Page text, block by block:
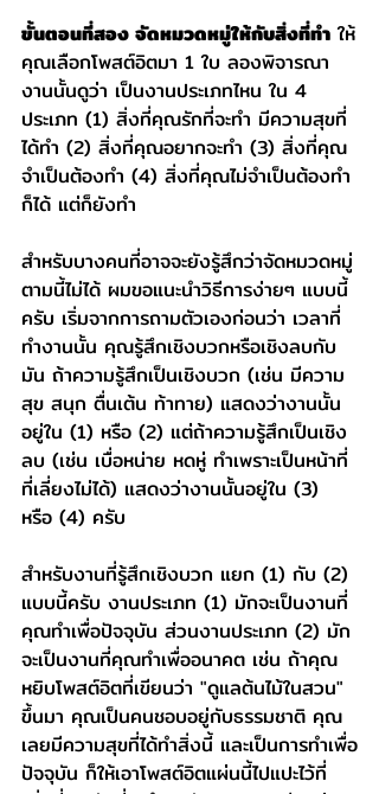
ขั้นตอนที่สอง จัดหมวดหมู่ให้กับสิ่งที่ทำ ให้
คุณเลือกโพสต์อิตมา 1 ใบ ลองพิจารณา
งานนั้นดูว่า เป็นงานประเภทไหน ใน 4
ประเภท (1) สิ่งที่คุณรักที่จะทำ มีความสุขที่
ได้ทำ (2) สิ่งที่คุณอยากจะทำ (3) สิ่งที่คุณ
จำเป็นต้องทำ (4) สิ่งที่คุณไม่จำเป็นต้องทำ
ก็ได้ แต่ก็ยังทำ
สำหรับบางคนที่อาจจะยังรู้สึกว่าจัดหมวดหมู่
ตามนี้ไม่ได้ ผมขอแนะนำวิธีการง่ายๆ แบบนี้
ครับ เริ่มจากการถามตัวเองก่อนว่า เวลาที่
ทำงานนั้น คุณรู้สึกเชิงบวกหรือเชิงลบกับ
มัน ถ้าความรู้สึกเป็นเชิงบวก (เช่น มีความ
สุข สนุก ตื่นเต้น ท้าทาย) แสดงว่างานนั้น
อยู่ใน (1) หรือ (2) แต่ถ้าความรู้สึกเป็นเชิง
ลบ (เช่น เบื่อหน่าย หดหู่ ทำเพราะเป็นหน้าที่
ที่เลี่ยงไม่ได้) แสดงว่างานนั้นอยู่ใน (3)
หรือ (4) ครับ
สำหรับงานที่รู้สึกเชิงบวก แยก (1) กับ (2)
แบบนี้ครับ งานประเภท (1) มักจะเป็นงานที่
คุณทำเพื่อปัจจุบัน ส่วนงานประเภท (2) มัก
จะเป็นงานที่คุณทำเพื่ออนาคต เช่น ถ้าคุณ
หยิบโพสต์อิตที่เขียนว่า "ดูแลต้นไม้ในสวน"
ขึ้นมา คุณเป็นคนชอบอยู่กับธรรมชาติ คุณ
เลยมีความสุขที่ได้ทำสิ่งนี้ และเป็นการทำเพื่อ
ปัจจุบัน ก็ให้เอาโพสต์อิตแผ่นนี้ไปแปะไว้ที่